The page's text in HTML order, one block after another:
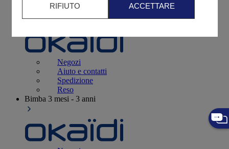
3 - 12 mesi
Negozi
Aiuto e contatti
Spedizione
Reso
Bimba 3 mesi - 3 anni
RIFIUTO ACCETTARE